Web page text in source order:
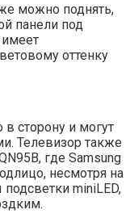
можно поднять,
панели под
оттенку
сторону и могут
Телевизор также
где Samsung
несмотря на
miniLED,